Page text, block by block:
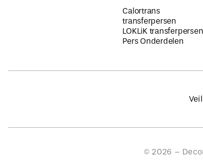
Calortrans
transferpersen
LOKLiK transferpersen
Pers Onderdelen
© 2026 –